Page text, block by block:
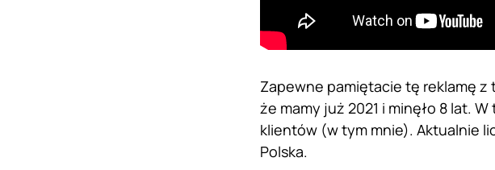
Zapewne pamiętacie tę reklamę z
że mamy już 2021 i minęło 8 lat.
klientów (w tym mnie). Aktualnie
Polska.